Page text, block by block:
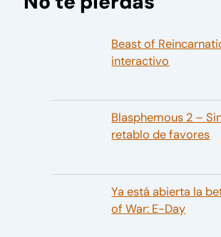
Beast of
interactivo
Blasphemous 2 –
retablo de favores
Ya está abierta la
of War: E-Day